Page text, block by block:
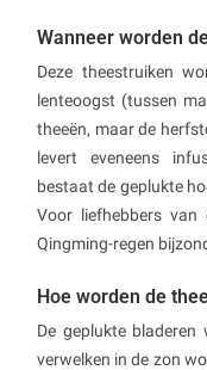
Wanneer worden
Deze theestruiken
lenteoogst (tussen
theeën, maar de
levert eveneens
bestaat de geplukte
Voor liefhebbers
Qingming-regen
Hoe worden de
De geplukte
verwelken in de zon